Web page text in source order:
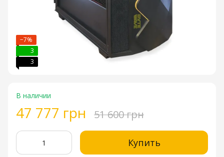
−7%
3
3
В наличии
47 777 грн 51 600 грн
Купить